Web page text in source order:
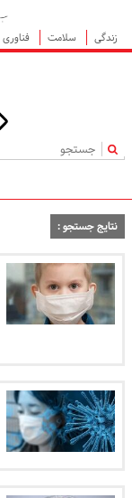
زندگی
سلامت فناوری
|
نتایج جستجو :